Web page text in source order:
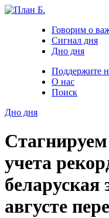
Говорим о
Сигнал дня
Дно дня
Поддержите
О нас
Поиск
Дно дня
учета
беларуская
августе